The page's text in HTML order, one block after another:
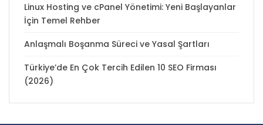
Linux Hosting ve cPanel Yönetimi: Yeni Başlayanlar
İçin Temel Rehber
Anlaşmalı Boşanma Süreci ve Yasal Şartları
Türkiye’de En Çok Tercih Edilen 10 SEO Firması
(2026)